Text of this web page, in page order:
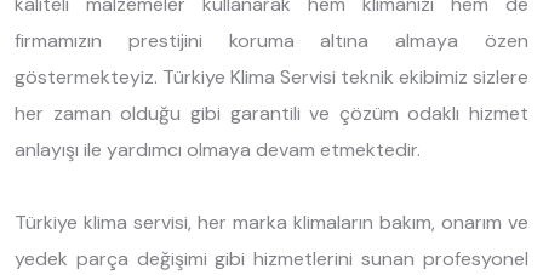
firmamızın prestijini koruma altına almaya özen
göstermekteyiz. Türkiye Klima Servisi teknik ekibimiz sizlere
her zaman olduğu gibi garantili ve çözüm odaklı hizmet
anlayışı ile yardımcı olmaya devam etmektedir.
Türkiye klima servisi, her marka klimaların bakım, onarım ve
yedek parça değişimi gibi hizmetlerini sunan profesyonel